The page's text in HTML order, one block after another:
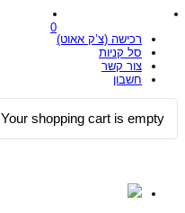
רכישה (צ’ק אאוט)
סל קניות
צור קשר
חשבון
0
Your shopping cart is empty.